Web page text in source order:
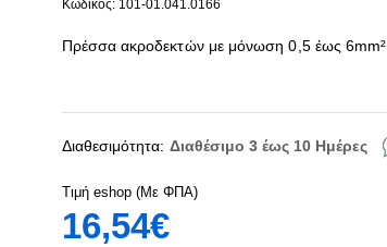
Κωδικός: 101-01.041.0166
Πρέσσα ακροδεκτών με μόνωση 0,5 έως 6mm²
Διαθεσιμότητα: Διαθέσιμο 3 έως 10 Ημέρες
Τιμή eshop (Με ΦΠΑ)
16,54€